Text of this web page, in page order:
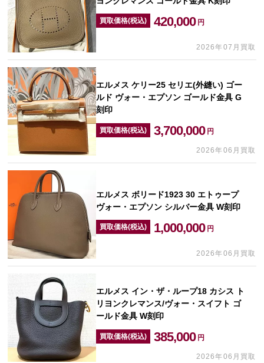
買取価格(税込) 420,000 円
2026年07月買取
エルメス ケリー25 セリエ(外縫い) ゴー
ルド ヴォー・エプソン ゴールド金具 G
刻印
買取価格(税込) 3,700,000 円
2026年06月買取
エルメス ボリード1923 30 エトゥープ
ヴォー・エプソン シルバー金具 W刻印
買取価格(税込) 1,000,000 円
2026年06月買取
エルメス イン・ザ・ループ18 カシス ト
リヨンクレマンス/ヴォー・スイフト ゴ
ールド金具 W刻印
買取価格(税込) 385,000 円
2026年06月買取